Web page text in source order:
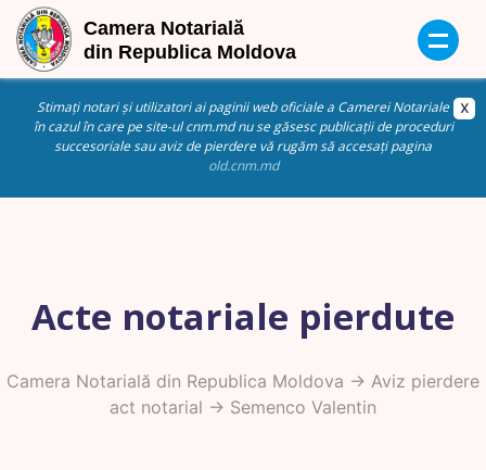
Stimați notari și utilizatori ai paginii web oficiale a Camerei Notariale
în cazul în care pe site-ul cnm.md nu se găsesc publicații de proceduri
succesoriale sau aviz de pierdere vă rugăm să accesați pagina
old.cnm.md
Acte notariale pierdute
Camera Notarială din Republica Moldova -> Aviz pierdere
act notarial -> Semenco Valentin